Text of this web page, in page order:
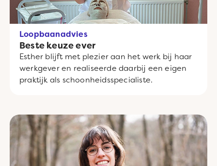
Loopbaanadvies
Beste keuze ever
Esther blijft met plezier aan het werk bij haar
werkgever en realiseerde daarbij een eigen
praktijk als schoonheidsspecialiste.